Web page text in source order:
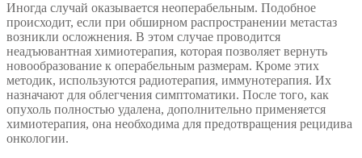
Иногда случай оказывается неоперабельным. Подобное
происходит, если при обширном распространении метастаз
возникли осложнения. В этом случае проводится
неадъювантная химиотерапия, которая позволяет вернуть
новообразование к операбельным размерам. Кроме этих
методик, используются радиотерапия, иммунотерапия. Их
назначают для облегчения симптоматики. После того, как
опухоль полностью удалена, дополнительно применяется
химиотерапия, она необходима для предотвращения рецидива
онкологии.